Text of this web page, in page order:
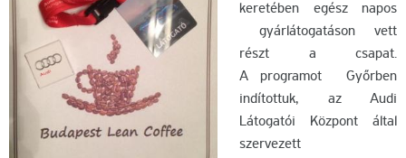
keretében egész napos
gyárlátogatáson vett
részt a csapat.
A programot Győrben
indítottuk, az Audi
Látogatói Központ által
szervezett